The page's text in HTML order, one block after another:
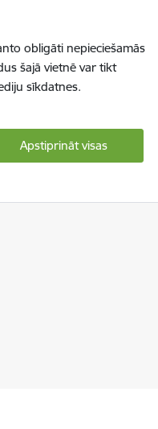
obligāti nepieciešamās
šajā vietnē var tikt
sīkdatnes.
Apstiprināt visas